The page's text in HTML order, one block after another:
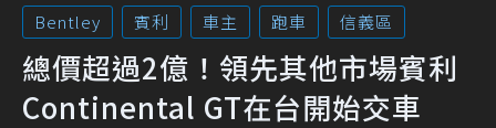
Bentley 賓利 車主 跑車 信義區
總價超過2億！領先其他市場賓利
Continental GT在台開始交車